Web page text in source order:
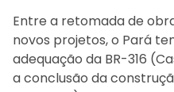
Entre a retomada de
novos projetos, o Pará
adequação da BR-316
a conclusão da